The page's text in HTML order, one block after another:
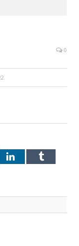
0
LinkedInTumblr